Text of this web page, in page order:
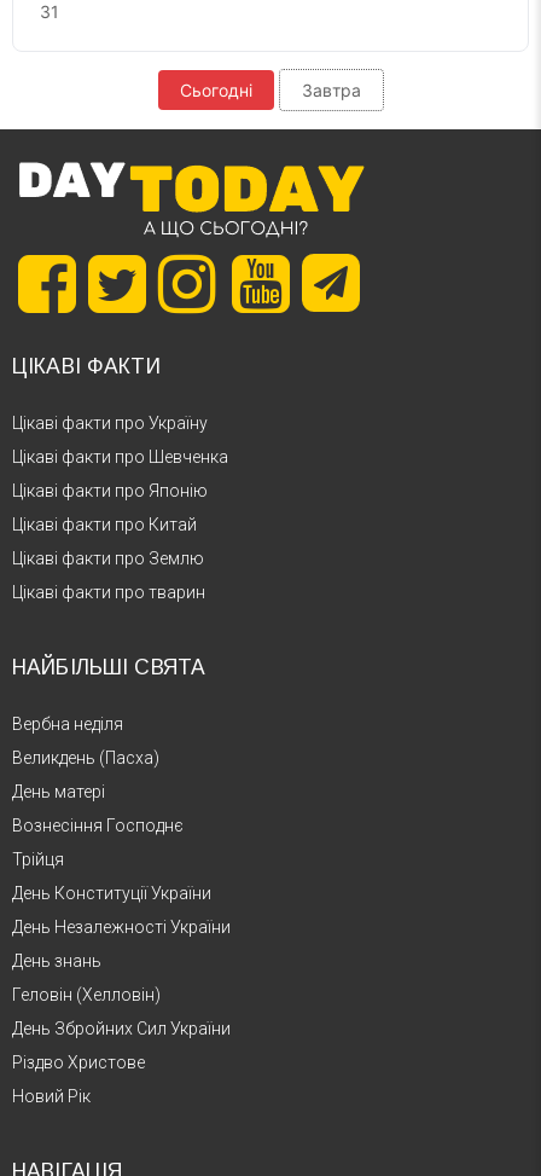
31
Сьогодні Завтра
ЦІКАВІ ФАКТИ
Цікаві факти про Україну
Цікаві факти про Шевченка
Цікаві факти про Японію
Цікаві факти про Китай
Цікаві факти про Землю
Цікаві факти про тварин
НАЙБІЛЬШІ СВЯТА
Вербна неділя
Великдень (Пасха)
День матері
Вознесіння Господнє
Трійця
День Конституції України
День Незалежності України
День знань
Геловін (Хелловін)
День Збройних Сил України
Різдво Христове
Новий Рік